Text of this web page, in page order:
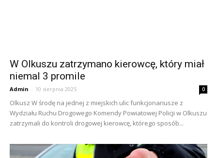
W Olkuszu zatrzymano kierowcę, który miał
niemal 3 promile
Admin - 10 sierpnia 2025 0
Olkusz W środę na jednej z miejskich ulic funkcjonariusze z
Wydziału Ruchu Drogowego Komendy Powiatowej Policji w Olkuszu
zatrzymali do kontroli drogowej kierowcę, którego sposób...